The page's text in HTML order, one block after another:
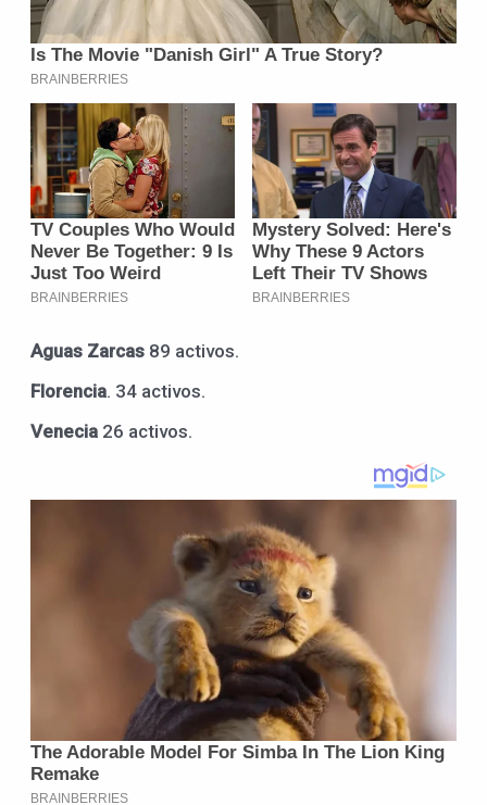
Aguas Zarcas 89 activos.
Florencia. 34 activos.
Venecia 26 activos.